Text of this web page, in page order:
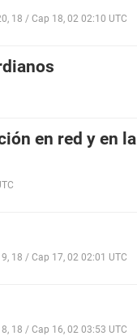
18 / Cap 18, 02 02:10 UTC
en red y en la
18 / Cap 17, 02 02:01 UTC
18 / Cap 16, 02 03:53 UTC